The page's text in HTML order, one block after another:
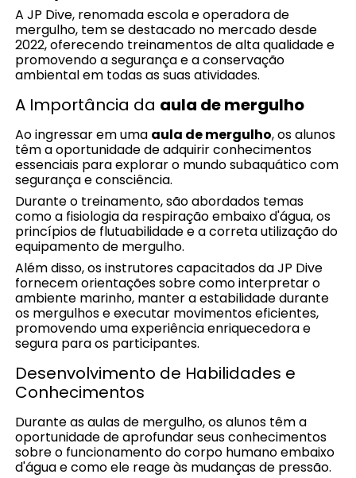
A JP Dive, renomada escola e operadora de
mergulho, tem se destacado no mercado desde
2022, oferecendo treinamentos de alta qualidade e
promovendo a segurança e a conservação
ambiental em todas as suas atividades.
A Importância da aula de mergulho
Ao ingressar em uma aula de mergulho, os alunos
têm a oportunidade de adquirir conhecimentos
essenciais para explorar o mundo subaquático com
segurança e consciência.
Durante o treinamento, são abordados temas
como a fisiologia da respiração embaixo d'água, os
princípios de flutuabilidade e a correta utilização do
equipamento de mergulho.
Além disso, os instrutores capacitados da JP Dive
fornecem orientações sobre como interpretar o
ambiente marinho, manter a estabilidade durante
os mergulhos e executar movimentos eficientes,
promovendo uma experiência enriquecedora e
segura para os participantes.
Desenvolvimento de Habilidades e
Conhecimentos
Durante as aulas de mergulho, os alunos têm a
oportunidade de aprofundar seus conhecimentos
sobre o funcionamento do corpo humano embaixo
d'água e como ele reage às mudanças de pressão.